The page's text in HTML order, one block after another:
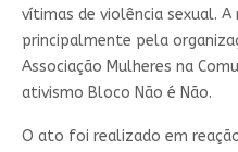
vítimas de violência sexual.
principalmente pela
Associação Mulheres na
ativismo Bloco Não é Não.
O ato foi realizado em